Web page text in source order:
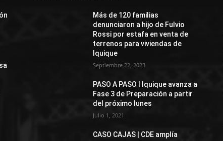
Más de 120 familias
denunciaron a hijo de Fulvio
Rossi por estafa en venta de
terrenos para viviendas de
Iquique
Septiembre 22, 2023
PASO A PASO I Iquique avanza a
Fase 3 de Preparación a partir
del próximo lunes
Julio 1, 2021
CASO CAJAS | CDE amplía